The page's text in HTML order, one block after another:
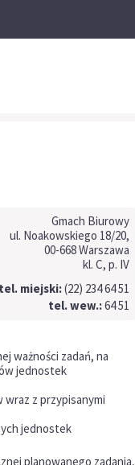
Gmach Biurowy
ul. Noakowskiego 18/20,
00-668 Warszawa
kl. C, p. IV
tel. miejski:(22) 234 64 51
tel. wew.:64 51
ważności zadań, na
jednostek
z przypisanymi
jednostek
planowanego zadania,